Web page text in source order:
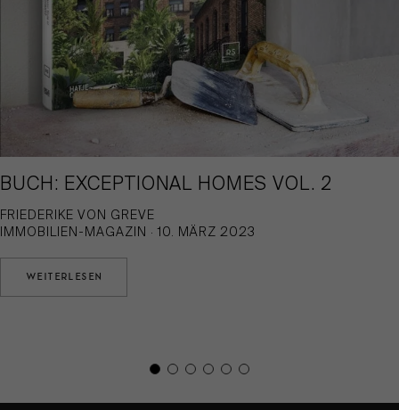
BUCH: EXCEPTIONAL HOMES VOL. 2
FRIEDERIKE VON GREVE
IMMOBILIEN-MAGAZIN · 10. MÄRZ 2023
WEITERLESEN